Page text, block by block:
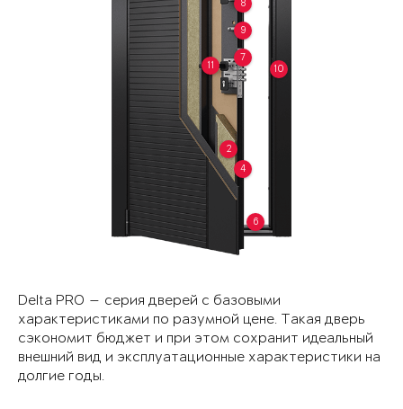
2
4
6
7
8
9
10
11
Delta PRO — серия дверей с базовыми
характеристиками по разумной цене. Такая дверь
сэкономит бюджет и при этом сохранит идеальный
внешний вид и эксплуатационные характеристики на
долгие годы.